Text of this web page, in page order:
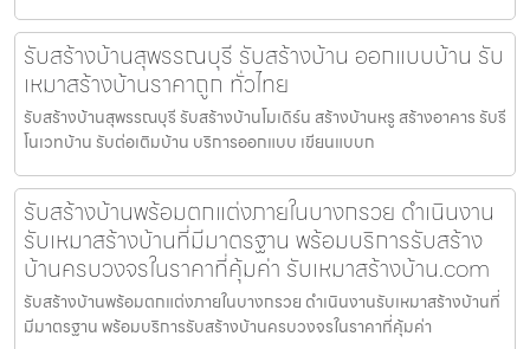
รับสร้างบ้านสุพรรณบุรี รับสร้างบ้าน ออกแบบบ้าน รับ
เหมาสร้างบ้านราคาถูก ทั่วไทย
รับสร้างบ้านสุพรรณบุรี รับสร้างบ้านโมเดิร์น สร้างบ้านหรู สร้างอาคาร รับรี
โนเวทบ้าน รับต่อเติมบ้าน บริการออกแบบ เขียนแบบก
รับสร้างบ้านพร้อมตกแต่งภายในบางกรวย ดำเนินงาน
รับเหมาสร้างบ้านที่มีมาตรฐาน พร้อมบริการรับสร้าง
บ้านครบวงจรในราคาที่คุ้มค่า รับเหมาสร้างบ้าน.com
รับสร้างบ้านพร้อมตกแต่งภายในบางกรวย ดำเนินงานรับเหมาสร้างบ้านที่
มีมาตรฐาน พร้อมบริการรับสร้างบ้านครบวงจรในราคาที่คุ้มค่า